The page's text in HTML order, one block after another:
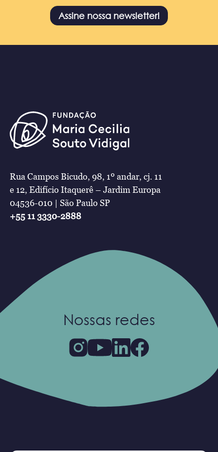
Assine nossa newsletter!
Rua Campos Bicudo, 98, 1º andar, cj. 11
e 12, Edifício Itaquerê – Jardim Europa
04536-010 | São Paulo SP
+55 11 3330-2888
Nossas redes